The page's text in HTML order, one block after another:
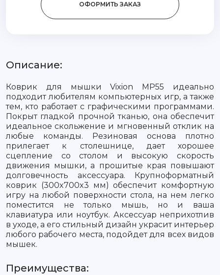
ОФОРМИТЬ ЗАКАЗ
Описание:
Коврик для мышки Vixion MP55 идеально
подходит любителям компьютерных игр, а также
тем, кто работает с графическими программами.
Покрыт гладкой прочной тканью, она обеспечит
идеальное скольжение и мгновенный отклик на
любые команды. Резиновая основа плотно
прилегает к столешнице, дает хорошее
сцепление со столом и высокую скорость
движения мышки, а прошитые края повышают
долговечность аксессуара. Крупноформатный
коврик (300x700x3 мм) обеспечит комфортную
игру на любой поверхности стола, на нем легко
поместится не только мышь, но и ваша
клавиатура или ноутбук. Аксессуар неприхотлив
в уходе, а его стильный дизайн украсит интерьер
любого рабочего места, подойдет для всех видов
мышек.
Преимущества: